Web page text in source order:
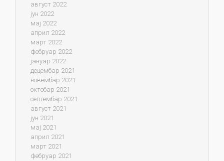
август 2022
јун 2022
мај 2022
април 2022
март 2022
фебруар 2022
јануар 2022
децембар 2021
новембар 2021
октобар 2021
септембар 2021
август 2021
јун 2021
мај 2021
април 2021
март 2021
фебруар 2021